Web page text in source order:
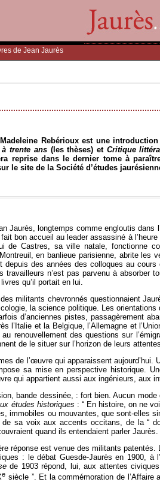
de Jean Jaurès
Rebérioux est une
trente ans(les thèses) et Critique
reprise dans le dernier tome à
le site de la Société d’études
Jaurès, longtemps comme engloutis
bon accueil au leader assassiné à
de Castres, sa ville natale, fonctionne
en banlieue parisienne, abrite les
depuis des années des colloques au
travailleurs n’est pas parvenu à absorber
qu’il portait en lui.
militants chevronnés questionnaient
la science politique. Les
d’anciennes pistes, passagèrement
l’Italie et la Belgique, l’Allemagne et
renouvellement des questions sur
de le situer sur l’horizon de leurs attentes.
de l’œuvre qui apparaissent
sa mise en perspective historique.
qui appartient aussi aux ingénieurs, aux
bande dessinée, : fort bien. Aucun
études historiques : “ En histoire, on ne
immobiles ou mouvantes, que sont-elles
de sa voix aux accents occitans, de la “
quand ils entendaient parler Jaurès.
réponse est venue des militants
: le débat Guesde-Jaurès en 1900,
de 1903 répond, lui, aux attentes
e siècle ”. Et la commémoration de l’Affaire